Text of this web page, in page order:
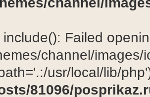
include(): Failed
channel/images/
usr/local/lib/
81096/